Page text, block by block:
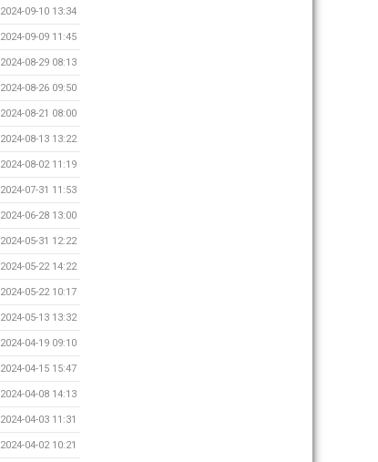
2024-09-10 13:34
2024-09-09 11:45
2024-08-29 08:13
2024-08-26 09:50
2024-08-21 08:00
2024-08-13 13:22
2024-08-02 11:19
2024-07-31 11:53
2024-06-28 13:00
2024-05-31 12:22
2024-05-22 14:22
2024-05-22 10:17
2024-05-13 13:32
2024-04-19 09:10
2024-04-15 15:47
2024-04-08 14:13
2024-04-03 11:31
2024-04-02 10:21